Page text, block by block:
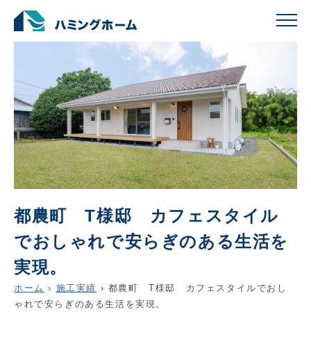
都農町 T様邸 カフェスタイル
でおしゃれで安らぎのある生活を
実現。
ホーム › 施工実績 › 都農町 T様邸 カフェスタイルでおし
ゃれで安らぎのある生活を実現。